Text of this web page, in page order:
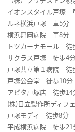
イオンスタイル戸塚
ルネ横浜戸塚 車5分
横浜舞岡病院 車8分
トツカーナモール 徒
サクラス戸塚 徒歩4
戸塚共立第１病院 徒
戸塚公会堂 徒歩10分
アピタ戸塚店 徒歩14
(株)日立製作所ディ
戸塚モディ 徒歩8分
平成横浜病院 徒歩21